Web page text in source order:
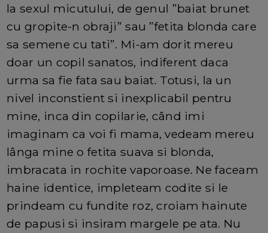
la sexul micutului, de genul ”baiat brunet
cu gropite-n obraji” sau ”fetita blonda care
sa semene cu tati”. Mi-am dorit mereu
doar un copil sanatos, indiferent daca
urma sa fie fata sau baiat. Totusi, la un
nivel inconstient si inexplicabil pentru
mine, inca din copilarie, când imi
imaginam ca voi fi mama, vedeam mereu
lânga mine o fetita suava si blonda,
imbracata in rochite vaporoase. Ne faceam
haine identice, impleteam codite si le
prindeam cu fundite roz, croiam hainute
de papusi si insiram margele pe ata. Nu